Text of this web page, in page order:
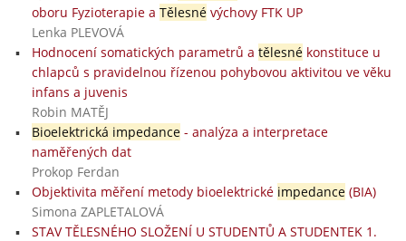
oboru Fyzioterapie a Tělesnévýchovy FTK UP
Lenka PLEVOVÁ
Hodnocení somatických parametrů a tělesnékonstituce u
chlapců s pravidelnou řízenou pohybovou aktivitou ve věku
infans a juvenis
Robin MATĚJ
Bioelektrická impedance- analýza a interpretace
naměřených dat
Prokop Ferdan
Objektivita měření metody bioelektrické impedance(BIA)
Simona ZAPLETALOVÁ
STAV TĚLESNÉHO SLOŽENÍ U STUDENTŮ A STUDENTEK 1.